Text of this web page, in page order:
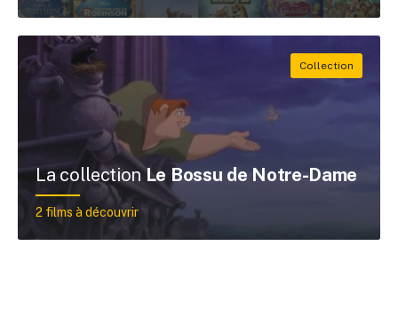
La collectionLe Bossu de Notre-Dame
2 films à découvrir